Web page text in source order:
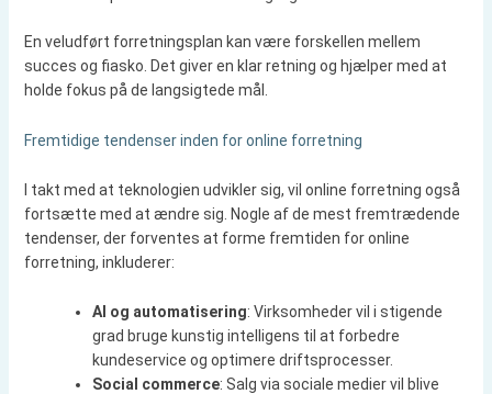
En veludført forretningsplan kan være forskellen mellem
succes og fiasko. Det giver en klar retning og hjælper med at
holde fokus på de langsigtede mål.
Fremtidige tendenser inden for online forretning
I takt med at teknologien udvikler sig, vil online forretning også
fortsætte med at ændre sig. Nogle af de mest fremtrædende
tendenser, der forventes at forme fremtiden for online
forretning, inkluderer:
AI og automatisering: Virksomheder vil i stigende
grad bruge kunstig intelligens til at forbedre
kundeservice og optimere driftsprocesser.
Social commerce: Salg via sociale medier vil blive